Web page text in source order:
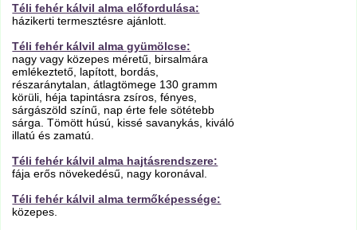
Téli fehér kálvil alma előfordulása:
házikerti termesztésre ajánlott.
Téli fehér kálvil alma gyümölcse:
nagy vagy közepes méretű, birsalmára
emlékeztető, lapított, bordás,
részaránytalan, átlagtömege 130 gramm
körüli, héja tapintásra zsíros, fényes,
sárgászöld színű, nap érte fele sötétebb
sárga. Tömött húsú, kissé savanykás, kiváló
illatú és zamatú.
Téli fehér kálvil alma hajtásrendszere:
fája erős növekedésű, nagy koronával.
Téli fehér kálvil alma termőképessége:
közepes.